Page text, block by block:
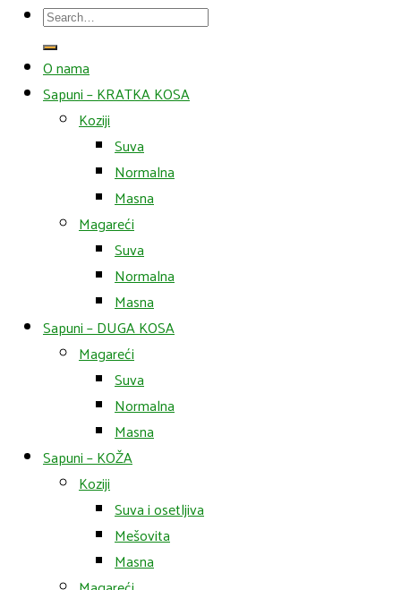
Search
for:
O nama
Sapuni – KRATKA KOSA
Koziji
Suva
Normalna
Masna
Magareći
Suva
Normalna
Masna
Sapuni – DUGA KOSA
Magareći
Suva
Normalna
Masna
Sapuni – KOŽA
Koziji
Suva i osetljiva
Mešovita
Masna